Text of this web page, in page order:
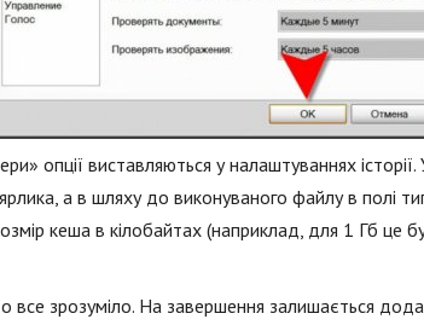
опції виставляються у налаштуваннях
а в шляху до виконуваного файлу в полі
кеша в кілобайтах (наприклад, для 1 Гб
все зрозуміло. На завершення залишається